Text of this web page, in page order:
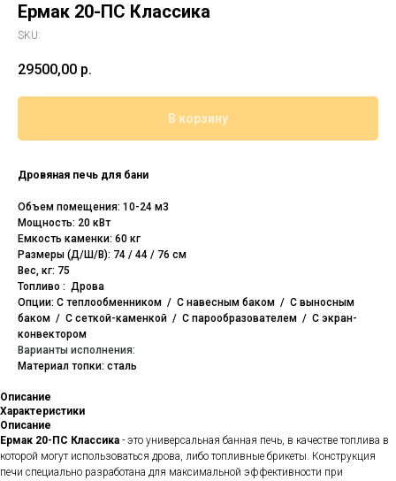
Ермак 20-ПС Классика
SKU:
29500,00 р.
В корзину
Дровяная печь для бани
Объем помещения: 10-24 м3
Мощность: 20 кВт
Емкость каменки: 60 кг
Размеры (Д/Ш/В): 74 / 44 / 76 см
Вес, кг: 75
Топливо : Дрова
Опции: С теплообменником / С навесным баком / С выносным
баком / С сеткой-каменкой / С парообразователем / С экран-
конвектором
Варианты исполнения:
Материал топки: сталь
Описание
Характеристики
Описание
Ермак 20-ПС Классика - это универсальная банная печь, в качестве топлива в
которой могут использоваться дрова, либо топливные брикеты. Конструкция
печи специально разработана для максимальной эффективности при